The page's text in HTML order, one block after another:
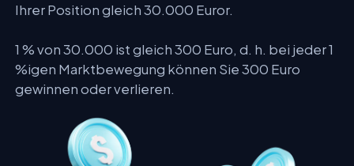
Ihrer Position gleich 30.000 Euror.
1 % von 30.000 ist gleich 300 Euro, d. h. bei jeder 1
%igen Marktbewegung können Sie 300 Euro
gewinnen oder verlieren.